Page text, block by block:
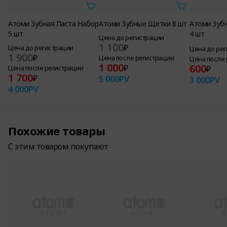
Атоми Зубная Паста Набор
5 шт
Цена до регистрации
1 900₽
Цена после регистрации
1 700₽
4 000PV
Атоми Зубные Щетки 8 шт
Цена до регистрации
1 100₽
Цена после регистрации
1 000₽
5 000PV
Атоми
4 шт
Цена до
Цена после
600₽
3 000PV
Похожие товары
С этим товаром покупают